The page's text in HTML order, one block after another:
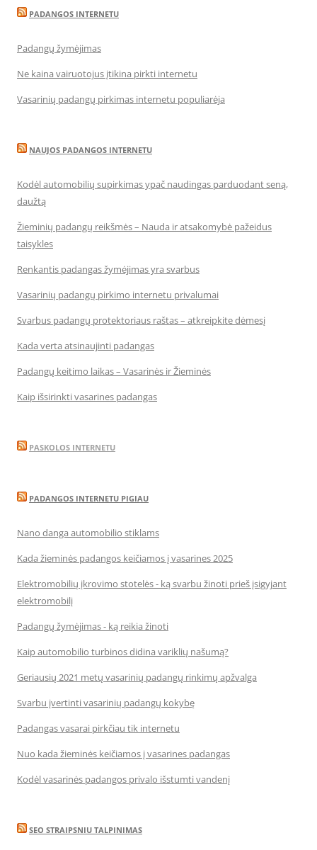
PADANGOS INTERNETU
Padangų žymėjimas
Ne kaina vairuotojus įtikina pirkti internetu
Vasarinių padangų pirkimas internetu populiarėja
NAUJOS PADANGOS INTERNETU
Kodėl automobilių supirkimas ypač naudingas parduodant seną,
daužtą
Žieminių padangų reikšmės – Nauda ir atsakomybė pažeidus
taisykles
Renkantis padangas žymėjimas yra svarbus
Vasarinių padangų pirkimo internetu privalumai
Svarbus padangų protektoriaus raštas – atkreipkite dėmesį
Kada verta atsinaujinti padangas
Padangų keitimo laikas – Vasarinės ir Žieminės
Kaip išsirinkti vasarines padangas
PASKOLOS INTERNETU
PADANGOS INTERNETU PIGIAU
Nano danga automobilio stiklams
Kada žieminės padangos keičiamos į vasarines 2025
Elektromobilių įkrovimo stotelės - ką svarbu žinoti prieš įsigyjant
elektromobilį
Padangų žymėjimas - ką reikia žinoti
Kaip automobilio turbinos didina variklių našumą?
Geriausių 2021 metų vasarinių padangų rinkimų apžvalga
Svarbu įvertinti vasarinių padangų kokybę
Padangas vasarai pirkčiau tik internetu
Nuo kada žieminės keičiamos į vasarines padangas
Kodėl vasarinės padangos privalo išstumti vandenį
SEO STRAIPSNIU TALPINIMAS